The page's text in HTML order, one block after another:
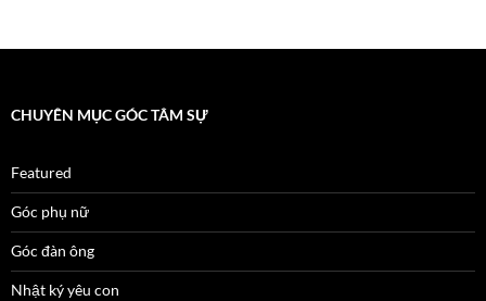
CHUYÊN MỤC GÓC TÂM SỰ
Featured
Góc phụ nữ
Góc đàn ông
Nhật ký yêu con